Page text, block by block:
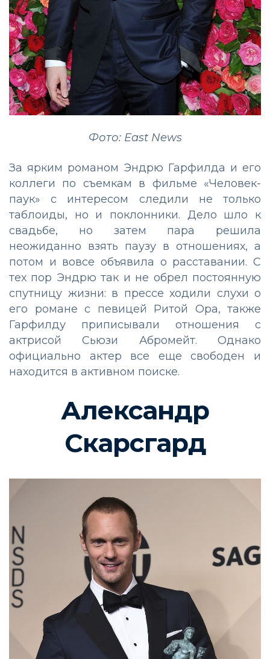
Фото: East News
За ярким романом Эндрю Гарфилда и его
коллеги по съемкам в фильме «Человек-
паук» с интересом следили не только
таблоиды, но и поклонники. Дело шло к
свадьбе, но затем пара решила
неожиданно взять паузу в отношениях, а
потом и вовсе объявила о расставании. С
тех пор Эндрю так и не обрел постоянную
спутницу жизни: в прессе ходили слухи о
его романе с певицей Ритой Ора, также
Гарфилду приписывали отношения с
актрисой Сьюзи Абромейт. Однако
официально актер все еще свободен и
находится в активном поиске.
Александр
Скарсгард